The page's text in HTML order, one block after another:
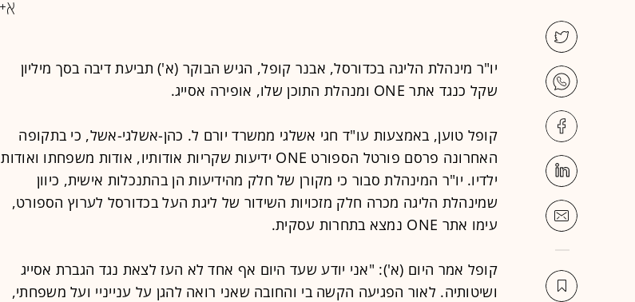
יו"ר מינהלת הליגה בכדורסל, אבנר קופל, הגיש הבוקר (א') תביעת דיבה בסך מיליון
שקל כנגד אתר ONE ומנהלת התוכן שלו, אופירה אסייג.
קופל טוען, באמצעות עו"ד חגי אשלגי ממשרד יורם ל. כהן-אשלגי-אשל, כי בתקופה
האחרונה פרסם פורטל הספורט ONE ידיעות שקריות אודותיו, אודות משפחתו ואודות
ילדיו. יו"ר המינהלת סבור כי מקורן של חלק מהידיעות הן בהתנכלות אישית, כיוון
שמינהלת הליגה מכרה חלק מזכויות השידור של ליגת העל בכדורסל לערוץ הספורט,
עימו אתר ONE נמצא בתחרות עסקית.
קופל אמר היום (א'): "אני יודע שעד היום אף אחד לא העז לצאת נגד הגברת אסייג
ושיטותיה. לאור הפגיעה הקשה בי והחובה שאני רואה להגן על ענייניי ועל משפחתי,